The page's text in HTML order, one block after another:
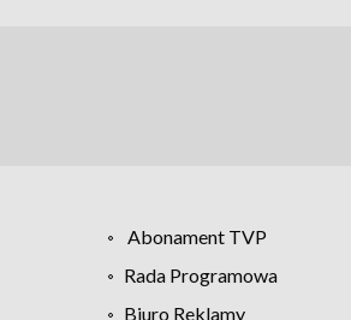
Abonament TVP
Rada Programowa
Biuro Reklamy